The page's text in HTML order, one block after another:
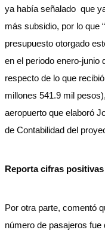
ya había señalado que
más subsidio, por lo que
presupuesto otorgado
en el periodo enero-junio
respecto de lo que
millones 541.9 mil
aeropuerto que elaboró
de Contabilidad del
Reporta cifras positivas
Por otra parte, comentó
número de pasajeros fue